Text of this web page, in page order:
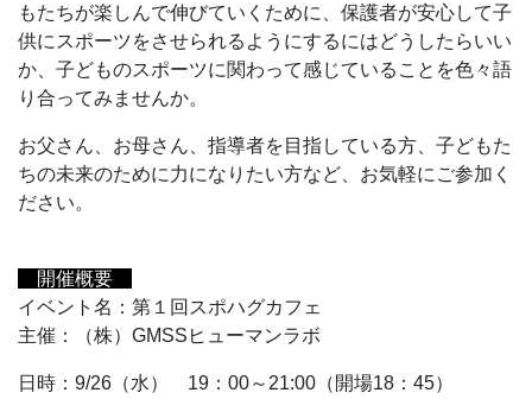
もたちが楽しんで伸びていくために、保護者が安心して子
供にスポーツをさせられるようにするにはどうしたらいい
か、子どものスポーツに関わって感じていることを色々語
り合ってみませんか。
お父さん、お母さん、指導者を目指している方、子どもた
ちの未来のために力になりたい方など、お気軽にご参加く
ださい。
開催概要
イベント名：第１回スポハグカフェ
主催：（株）GMSSヒューマンラボ
日時：9/26（水） 19：00～21:00（開場18：45）